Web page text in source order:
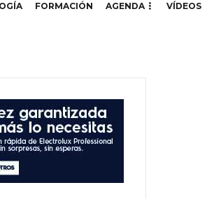
FORMACIÓN AGENDA VÍDEOS